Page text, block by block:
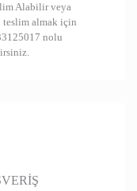
Alabilir veya
teslim almak için
nolu